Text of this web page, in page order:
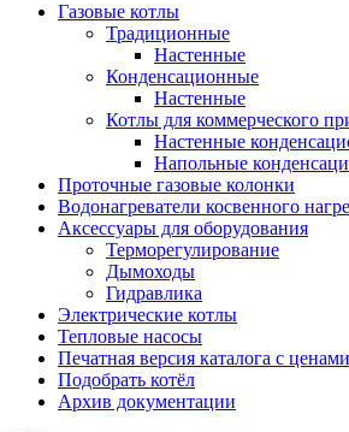
Газовые котлы
Традиционные
Настенные
Конденсационные
Настенные
Котлы для коммерческого
Настенные
Напольные
Проточные газовые колонки
Водонагреватели косвенного
Аксессуары для оборудования
Терморегулирование
Дымоходы
Гидравлика
Электрические котлы
Тепловые насосы
Печатная версия каталога с ценами
Подобрать котёл
Архив документации